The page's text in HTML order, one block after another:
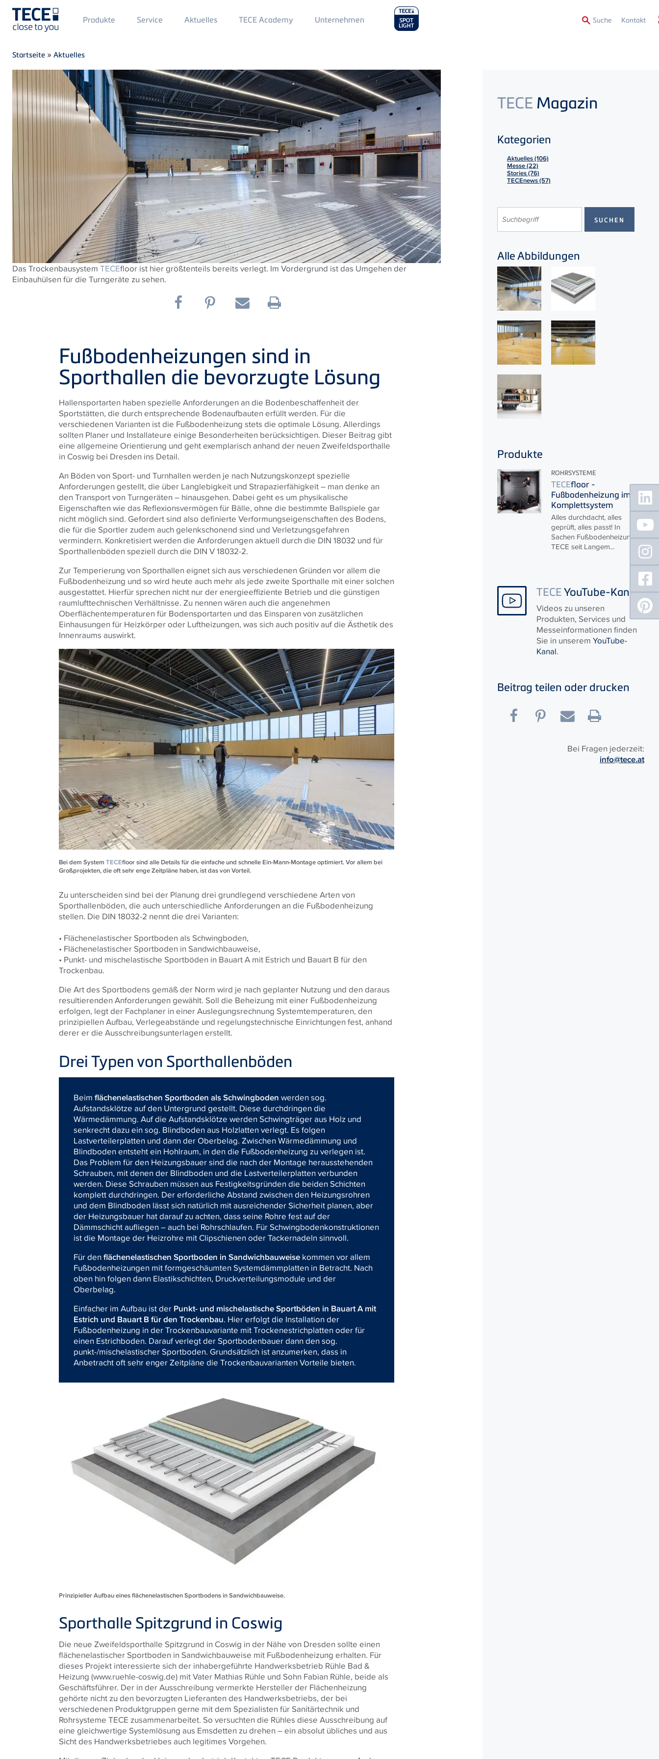
Direkt zum Inhalt
Main
Menü
Produkte Service Aktuelles TECE Academy Main
Menu
Unternehmen Suche Kontakt
Breadcrumb
Startseite » Aktuelles
Das Trockenbausystem TECEfloor ist hier größtenteils bereits verlegt. Im Vordergrund ist das Umgehen der
Einbauhülsen für die Turngeräte zu sehen.
Fußbodenheizungen sind in
Sporthallen die bevorzugte Lösung
Hallensportarten haben spezielle Anforderungen an die Bodenbeschaffenheit der
Sportstätten, die durch entsprechende Bodenaufbauten erfüllt werden. Für die
verschiedenen Varianten ist die Fußbodenheizung stets die optimale Lösung. Allerdings
sollten Planer und Installateure einige Besonderheiten berücksichtigen. Dieser Beitrag gibt
eine allgemeine Orientierung und geht exemplarisch anhand der neuen Zweifeldsporthalle
in Coswig bei Dresden ins Detail.
An Böden von Sport- und Turnhallen werden je nach Nutzungskonzept spezielle
Anforderungen gestellt, die über Langlebigkeit und Strapazierfähigkeit – man denke an
den Transport von Turngeräten – hinausgehen. Dabei geht es um physikalische
Eigenschaften wie das Reflexionsvermögen für Bälle, ohne die bestimmte Ballspiele gar
nicht möglich sind. Gefordert sind also definierte Verformungseigenschaften des Bodens,
die für die Sportler zudem auch gelenkschonend sind und Verletzungsgefahren
vermindern. Konkretisiert werden die Anforderungen aktuell durch die DIN 18032 und für
Sporthallenböden speziell durch die DIN V 18032-2.
Zur Temperierung von Sporthallen eignet sich aus verschiedenen Gründen vor allem die
Fußbodenheizung und so wird heute auch mehr als jede zweite Sporthalle mit einer solchen
ausgestattet. Hierfür sprechen nicht nur der energieeffiziente Betrieb und die günstigen
raumlufttechnischen Verhältnisse. Zu nennen wären auch die angenehmen
Oberflächentemperaturen für Bodensportarten und das Einsparen von zusätzlichen
Einhausungen für Heizkörper oder Luftheizungen, was sich auch positiv auf die Ästhetik des
Innenraums auswirkt.
Bei dem System TECEfloor sind alle Details für die einfache und schnelle Ein-Mann-Montage optimiert. Vor allem bei
Großprojekten, die oft sehr enge Zeitpläne haben, ist das von Vorteil.
Zu unterscheiden sind bei der Planung drei grundlegend verschiedene Arten von
Sporthallenböden, die auch unterschiedliche Anforderungen an die Fußbodenheizung
stellen. Die DIN 18032-2 nennt die drei Varianten:
• Flächenelastischer Sportboden als Schwingboden,
• Flächenelastischer Sportboden in Sandwichbauweise,
• Punkt- und mischelastische Sportböden in Bauart A mit Estrich und Bauart B für den
Trockenbau.
Die Art des Sportbodens gemäß der Norm wird je nach geplanter Nutzung und den daraus
resultierenden Anforderungen gewählt. Soll die Beheizung mit einer Fußbodenheizung
erfolgen, legt der Fachplaner in einer Auslegungsrechnung Systemtemperaturen, den
prinzipiellen Aufbau, Verlegeabstände und regelungstechnische Einrichtungen fest, anhand
derer er die Ausschreibungsunterlagen erstellt.
Drei Typen von Sporthallenböden
Beim flächenelastischen Sportboden als Schwingboden werden sog.
Aufstandsklötze auf den Untergrund gestellt. Diese durchdringen die
Wärmedämmung. Auf die Aufstandsklötze werden Schwingträger aus Holz und
senkrecht dazu ein sog. Blindboden aus Holzlatten verlegt. Es folgen
Lastverteilerplatten und dann der Oberbelag. Zwischen Wärmedämmung und
Blindboden entsteht ein Hohlraum, in den die Fußbodenheizung zu verlegen ist.
Das Problem für den Heizungsbauer sind die nach der Montage herausstehenden
Schrauben, mit denen der Blindboden und die Lastverteilerplatten verbunden
werden. Diese Schrauben müssen aus Festigkeitsgründen die beiden Schichten
komplett durchdringen. Der erforderliche Abstand zwischen den Heizungsrohren
und dem Blindboden lässt sich natürlich mit ausreichender Sicherheit planen, aber
der Heizungsbauer hat darauf zu achten, dass seine Rohre fest auf der
Dämmschicht aufliegen – auch bei Rohrschlaufen. Für Schwingbodenkonstruktionen
ist die Montage der Heizrohre mit Clipschienen oder Tackernadeln sinnvoll.
Für denflächenelastischen Sportboden in Sandwichbauweise kommen vor allem
Fußbodenheizungen mit formgeschäumten Systemdämmplatten in Betracht. Nach
oben hin folgen dann Elastikschichten, Druckverteilungsmodule und der
Oberbelag.
Einfacher im Aufbau ist der Punkt- und mischelastische Sportböden in Bauart A mit
Estrich und Bauart B für den Trockenbau. Hier erfolgt die Installation der
Fußbodenheizung in der Trockenbauvariante mit Trockenestrichplatten oder für
einen Estrichboden. Darauf verlegt der Sportbodenbauer dann den sog.
punkt-/mischelastischer Sportboden. Grundsätzlich ist anzumerken, dass in
Anbetracht oft sehr enger Zeitpläne die Trockenbauvarianten Vorteile bieten.
Prinzipieller Aufbau eines flächenelastischen Sportbodens in Sandwichbauweise.
Sporthalle Spitzgrund in Coswig
Die neue Zweifeldsporthalle Spitzgrund in Coswig in der Nähe von Dresden sollte einen
flächenelastischer Sportboden in Sandwichbauweise mit Fußbodenheizung erhalten. Für
dieses Projekt interessierte sich der inhabergeführte Handwerksbetrieb Rühle Bad &
Heizung (www.ruehle-coswig.de) mit Vater Mathias Rühle und Sohn Fabian Rühle, beide als
Geschäftsführer. Der in der Ausschreibung vermerkte Hersteller der Flächenheizung
gehörte nicht zu den bevorzugten Lieferanten des Handwerksbetriebs, der bei
verschiedenen Produktgruppen gerne mit dem Spezialisten für Sanitärtechnik und
Rohrsysteme TECE zusammenarbeitet. So versuchten die Rühles diese Ausschreibung auf
eine gleichwertige Systemlösung aus Emsdetten zu drehen – ein absolut übliches und aus
Sicht des Handwerksbetriebes auch legitimes Vorgehen.
TECE Magazin
Kategorien
Aktuelles (106)
Messe (22)
Stories (76)
TECEnews (57)
Alle Abbildungen
Produkte
ROHRSYSTEME
TECEfloor -
Fußbodenheizung im
Komplettsystem
Alles durchdacht, alles
geprüft, alles passt! In
Sachen Fußbodenheizung ist
TECE seit Langem...
TECEYouTube-Kanal
Videos zu unseren
Produkten, Services und
Messeinformationen finden
Sie in unseremYouTube-
Kanal.
Beitrag teilen oder drucken
Bei Fragen jederzeit:
info@tece.at
Floating
Sidebar